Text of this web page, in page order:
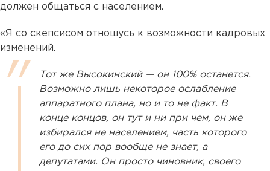
должен общаться с населением.
«Я со скепсисом отношусь к возможности кадровых
изменений.
Тот же Высокинский — он 100% останется.
Возможно лишь некоторое ослабление
аппаратного плана, но и то не факт. В
конце концов, он тут и ни при чем, он же
избирался не населением, часть которого
его до сих пор вообще не знает, а
депутатами. Он просто чиновник, своего